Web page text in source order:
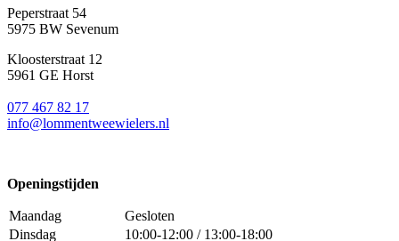
Peperstraat 54
5975 BW Sevenum
Kloosterstraat 12
5961 GE Horst
077 467 82 17
info@lommentweewielers.nl
Openingstijden
Maandag
Gesloten
Dinsdag
10:00-12:00 / 13:00-18:00